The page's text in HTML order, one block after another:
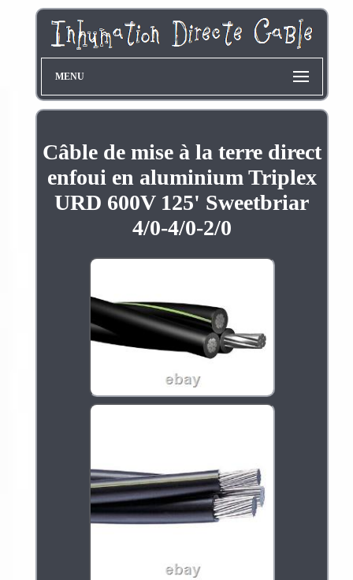
MENU
Câble de mise à la terre direct
enfoui en aluminium Triplex
URD 600V 125' Sweetbriar
4/0-4/0-2/0